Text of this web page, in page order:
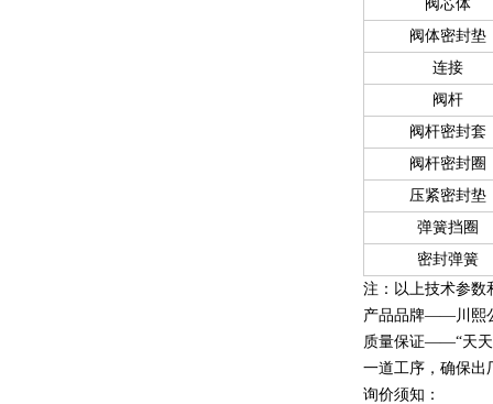
阀芯体
阀体密封垫
连接
阀杆
阀杆密封套
阀杆密封圈
压紧密封垫
弹簧挡圈
密封弹簧
注：以上技术参数
产品品牌——川熙
质量保证——“天天
一道工序，确保出
询价须知：